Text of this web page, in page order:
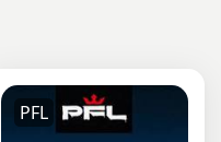
PFL